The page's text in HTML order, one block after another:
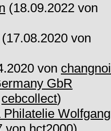
(18.09.2022 von
(17.08.2020 von
von changnoi
GbR
cebcollect)
Wolfgang